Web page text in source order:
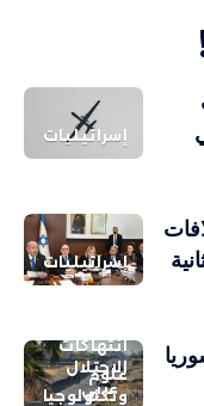
إسرائيليات
إسرائيليات
انتهاكات
الاحتلال
عربي
علوم
وتكنولوجيا